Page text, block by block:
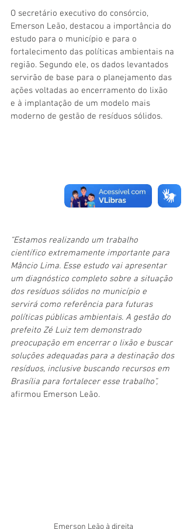
O secretário executivo do consórcio,
Emerson Leão, destacou a importância do
estudo para o município e para o
fortalecimento das políticas ambientais na
região. Segundo ele, os dados levantados
servirão de base para o planejamento das
ações voltadas ao encerramento do lixão
e à implantação de um modelo mais
moderno de gestão de resíduos sólidos.
“Estamos realizando um trabalho
científico extremamente importante para
Mâncio Lima. Esse estudo vai apresentar
um diagnóstico completo sobre a situação
dos resíduos sólidos no município e
servirá como referência para futuras
políticas públicas ambientais. A gestão do
prefeito Zé Luiz tem demonstrado
preocupação em encerrar o lixão e buscar
soluções adequadas para a destinação dos
resíduos, inclusive buscando recursos em
Brasília para fortalecer esse trabalho”,
afirmou Emerson Leão.
Emerson Leão à direita